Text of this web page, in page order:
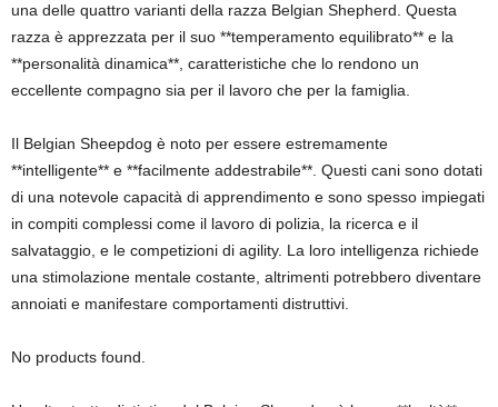
una delle quattro varianti della razza Belgian Shepherd. Questa
razza è apprezzata per il suo **temperamento equilibrato** e la
**personalità dinamica**, caratteristiche che lo rendono un
eccellente compagno sia per il lavoro che per la famiglia.
Il Belgian Sheepdog è noto per essere estremamente
**intelligente** e **facilmente addestrabile**. Questi cani sono dotati
di una notevole capacità di apprendimento e sono spesso impiegati
in compiti complessi come il lavoro di polizia, la ricerca e il
salvataggio, e le competizioni di agility. La loro intelligenza richiede
una stimolazione mentale costante, altrimenti potrebbero diventare
annoiati e manifestare comportamenti distruttivi.
No products found.